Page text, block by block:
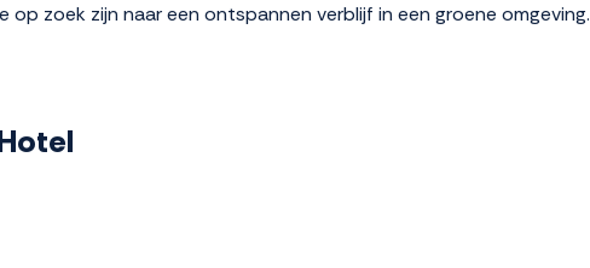
op zoek zijn naar een ontspannen verblijf in een groene omgeving.